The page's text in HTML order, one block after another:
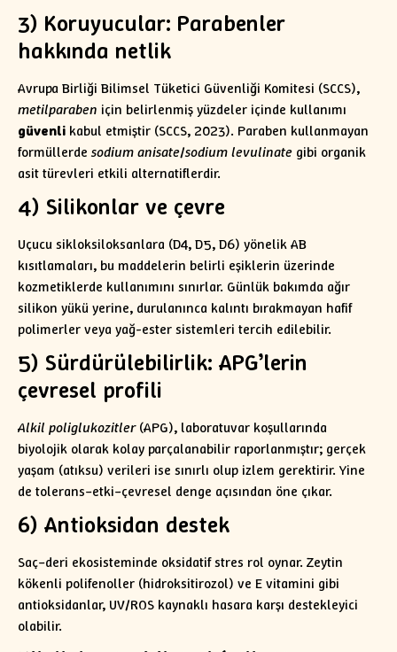
3) Koruyucular: Parabenler
hakkında netlik
Avrupa Birliği Bilimsel Tüketici Güvenliği Komitesi (SCCS),
metilparaben için belirlenmiş yüzdeler içinde kullanımı
güvenli kabul etmiştir (SCCS, 2023). Paraben kullanmayan
formüllerde sodium anisate/sodium levulinate gibi organik
asit türevleri etkili alternatiflerdir.
4) Silikonlar ve çevre
Uçucu sikloksiloksanlara (D4, D5, D6) yönelik AB
kısıtlamaları, bu maddelerin belirli eşiklerin üzerinde
kozmetiklerde kullanımını sınırlar. Günlük bakımda ağır
silikon yükü yerine, durulanınca kalıntı bırakmayan hafif
polimerler veya yağ-ester sistemleri tercih edilebilir.
5) Sürdürülebilirlik: APG’lerin
çevresel profili
Alkil poliglukozitler(APG), laboratuvar koşullarında
biyolojik olarak kolay parçalanabilir raporlanmıştır; gerçek
yaşam (atıksu) verileri ise sınırlı olup izlem gerektirir. Yine
de tolerans–etki–çevresel denge açısından öne çıkar.
6) Antioksidan destek
Saç–deri ekosisteminde oksidatif stres rol oynar. Zeytin
kökenli polifenoller (hidroksitirozol) ve E vitamini gibi
antioksidanlar, UV/ROS kaynaklı hasara karşı destekleyici
olabilir.